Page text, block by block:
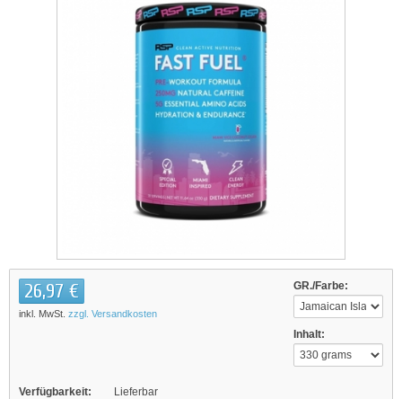
GR./Farbe:
Inhalt:
26,97 €
inkl. MwSt. zzgl. Versandkosten
Verfügbarkeit: Lieferbar